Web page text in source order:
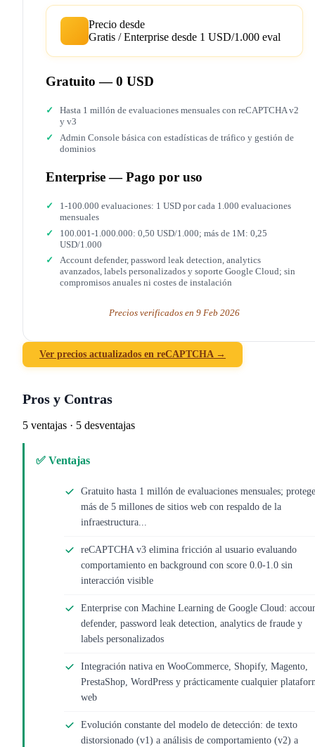
Precio desde
Gratis / Enterprise desde 1 USD/1.000 eval
Gratuito — 0 USD
Hasta 1 millón de evaluaciones mensuales con reCAPTCHA v2
y v3
Admin Console básica con estadísticas de tráfico y gestión de
dominios
Enterprise — Pago por uso
1-100.000 evaluaciones: 1 USD por cada 1.000 evaluaciones
mensuales
100.001-1.000.000: 0,50 USD/1.000; más de 1M: 0,25
USD/1.000
Account defender, password leak detection, analytics
avanzados, labels personalizados y soporte Google Cloud; sin
compromisos anuales ni costes de instalación
Precios verificados en 9 Feb 2026
Ver precios actualizados en reCAPTCHA →
Pros y Contras
5 ventajas · 5 desventajas
✅ Ventajas
Gratuito hasta 1 millón de evaluaciones mensuales; protege
más de 5 millones de sitios web con respaldo de la
infraestructura...
reCAPTCHA v3 elimina fricción al usuario evaluando
comportamiento en background con score 0.0-1.0 sin
interacción visible
Enterprise con Machine Learning de Google Cloud:
defender, password leak detection, analytics de fraude y
labels personalizados
Integración nativa en WooCommerce, Shopify, Magento,
PrestaShop, WordPress y prácticamente cualquier
web
Evolución constante del modelo de detección: de texto
distorsionado (v1) a análisis de comportamiento (v2) a